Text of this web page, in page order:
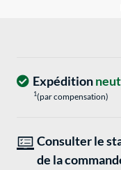
Expédition
1(par compensation)
Consulter le
de la